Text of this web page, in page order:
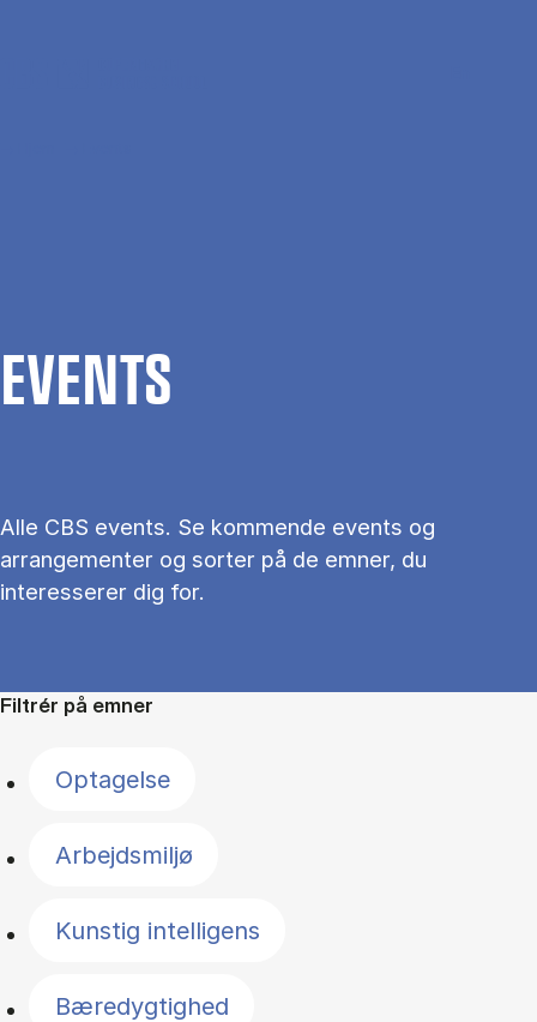
EVENTS
Alle CBS events. Se kommende events og
arrangementer og sorter på de emner, du
interesserer dig for.
Filtrér på emner
Optagelse
Arbejdsmiljø
Kunstig intelligens
Bæredygtighed